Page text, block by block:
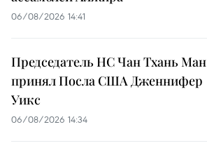
06/08/2026 14:41
Председатель НС Чан Тхань Ман
принял Посла США Дженнифер
Уикс
06/08/2026 14:34